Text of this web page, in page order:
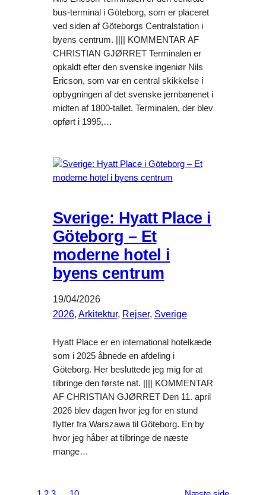
bus-terminal i Göteborg, som er placeret
ved siden af Göteborgs Centralstation i
byens centrum. |||| KOMMENTAR AF
CHRISTIAN GJØRRET Terminalen er
opkaldt efter den svenske ingeniør Nils
Ericson, som var en central skikkelse i
opbygningen af det svenske jernbanenet i
midten af 1800-tallet. Terminalen, der blev
opført i 1995,…
Sverige: Hyatt Place i
Göteborg – Et
moderne hotel i
byens centrum
19/04/2026
2026, Arkitektur, Rejser, Sverige
Hyatt Place er en international hotelkæde
som i 2025 åbnede en afdeling i
Göteborg. Her besluttede jeg mig for at
tilbringe den første nat. |||| KOMMENTAR
AF CHRISTIAN GJØRRET Den 11. april
2026 blev dagen hvor jeg for en stund
flytter fra Warszawa til Göteborg. En by
hvor jeg håber at tilbringe de næste
mange…